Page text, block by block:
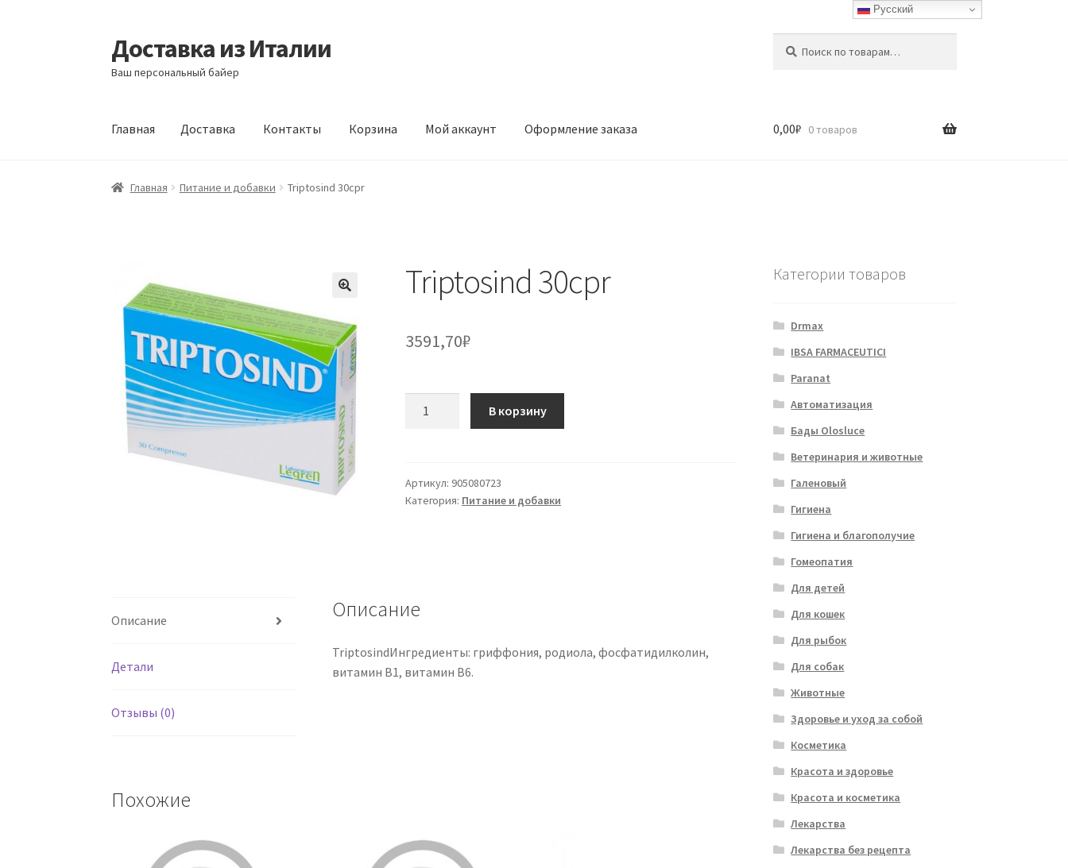
Перейти
к
навигации
Перейти
к
содержимому
Доставка из Италии
Ваш персональный байер
Главная Доставка Контакты Корзина Мой аккаунт Оформление заказа
Главная Доставка Контакты Корзина Мой аккаунт
0,00₽ 0 товаров
Главная Питание и добавки Triptosind 30cpr
Triptosind 30cpr
3591,70₽
В корзину
Артикул: 905080723
Категория: Питание и добавки
Описание
Детали
Отзывы (0)
Описание
TriptosindИнгредиенты: гриффония, родиола, фосфатидилколин,
витамин B1, витамин B6.
Похожие
Категории товаров
Drmax
IBSA FARMACEUTICI
Paranat
Автоматизация
Бады Olosluce
Ветеринария и животные
Галеновый
Гигиена
Гигиена и благополучие
Гомеопатия
Для детей
Для кошек
Для рыбок
Для собак
Животные
Здоровье и уход за собой
Косметика
Красота и здоровье
Красота и косметика
Лекарства
Лекарства без рецепта
Русский